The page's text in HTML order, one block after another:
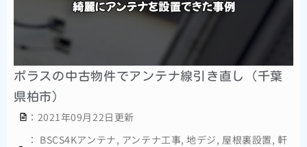
ポラスの中古物件でアンテナ線引き直し（千葉
県柏市）
：2021年09月22日更新
： BSCS4Kアンテナ, アンテナ工事,地デジ, 屋根裏設置,軒